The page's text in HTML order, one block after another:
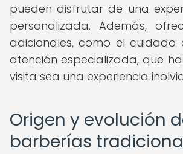
pueden disfrutar de una
personalizada. Además,
adicionales, como el
atención especializada, que
visita sea una experiencia
Origen y evolución
barberías